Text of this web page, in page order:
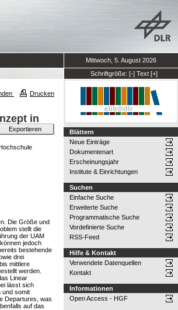
Mittwoch, 5. August 2026
Schriftgröße: [-] Text [+]
Drucken
in
Die Größe und
stellt die
der UAM
jedoch
bestehende
drei
mittlere
werden.
Linear
lässt sich
und somit
Departures, was
auf das
Blättern
Neue Einträge
Dokumentenart
Erscheinungsjahr
Institute & Einrichtungen
Suchen
Einfache Suche
Erweiterte Suche
Programmatische Suche
Vordefinierte Suche
RSS-Feed
Hilfe & Kontakt
Verwendete Datenquellen
Kontakt
Informationen
Open Access - HGF